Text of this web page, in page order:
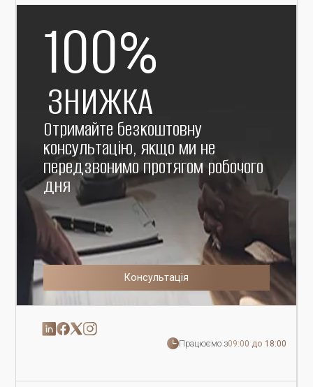
100%
ЗНИЖКА
Отримайте безкоштовну
консультацію, якщо ми не
передзвонимо протягом робочого
дня
Консультація
Працюємо з09:00 до 18:00